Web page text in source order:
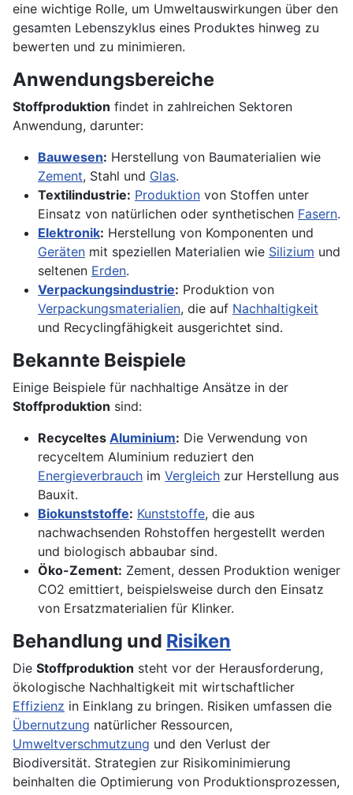
eine wichtige Rolle, um Umweltauswirkungen über den
gesamten Lebenszyklus eines Produktes hinweg zu
bewerten und zu minimieren.
Anwendungsbereiche
Stoffproduktion findet in zahlreichen Sektoren
Anwendung, darunter:
Bauwesen: Herstellung von Baumaterialien wie
Zement, Stahl und Glas.
Textilindustrie: Produktion von Stoffen unter
Einsatz von natürlichen oder synthetischen Fasern.
Elektronik: Herstellung von Komponenten und
Geräten mit speziellen Materialien wie Silizium und
seltenen Erden.
Verpackungsindustrie: Produktion von
Verpackungsmaterialien, die auf Nachhaltigkeit
und Recyclingfähigkeit ausgerichtet sind.
Bekannte Beispiele
Einige Beispiele für nachhaltige Ansätze in der
Stoffproduktion sind:
Recyceltes Aluminium: Die Verwendung von
recyceltem Aluminium reduziert den
Energieverbrauch im Vergleich zur Herstellung aus
Bauxit.
Biokunststoffe: Kunststoffe, die aus
nachwachsenden Rohstoffen hergestellt werden
und biologisch abbaubar sind.
Öko-Zement: Zement, dessen Produktion weniger
CO2 emittiert, beispielsweise durch den Einsatz
von Ersatzmaterialien für Klinker.
Behandlung und Risiken
Die Stoffproduktion steht vor der Herausforderung,
ökologische Nachhaltigkeit mit wirtschaftlicher
Effizienz in Einklang zu bringen. Risiken umfassen die
Übernutzung natürlicher Ressourcen,
Umweltverschmutzung und den Verlust der
Biodiversität. Strategien zur Risikominimierung
beinhalten die Optimierung von Produktionsprozessen,